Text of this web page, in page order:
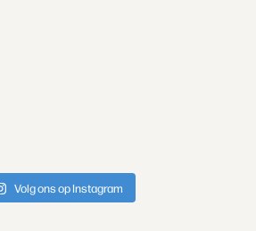
Volg ons op Instagram